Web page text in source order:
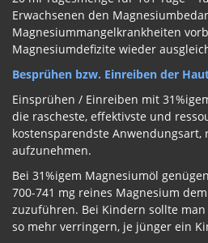
Erwachsenen den
Magnesiummangelkrankheiten
Magnesiumdefizite wieder
Besprühen bzw. Einreiben der
Einsprühen / Einreiben mit
die rascheste, effektivste und
kostensparendste Anwendungsart,
aufzunehmen.
Bei 31%igem Magnesiumöl
700-741 mg reines Magnesium
zuzuführen. Bei Kindern sollte
so mehr verringern, je jünger ein